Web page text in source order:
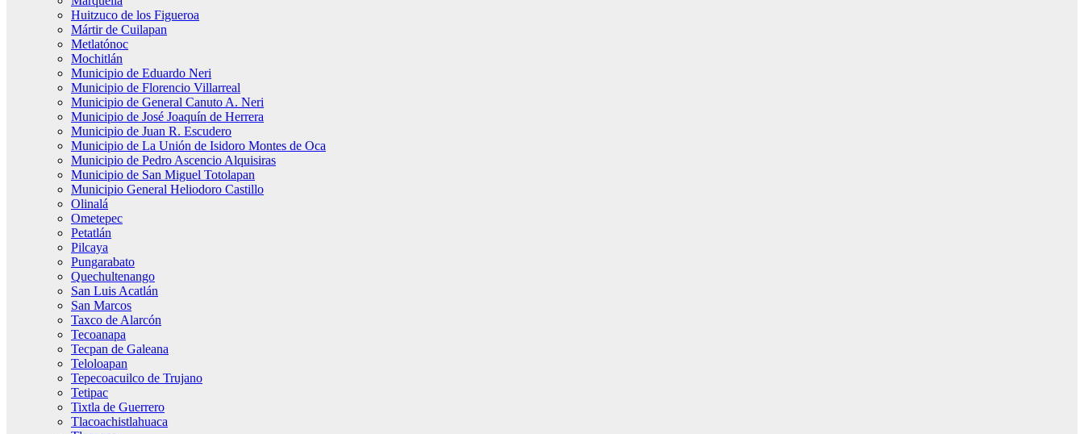
Huitzuco de los Figueroa
Mártir de Cuilapan
Metlatónoc
Mochitlán
Municipio de Eduardo Neri
Municipio de Florencio Villarreal
Municipio de General Canuto A. Neri
Municipio de José Joaquín de Herrera
Municipio de Juan R. Escudero
Municipio de La Unión de Isidoro Montes de Oca
Municipio de Pedro Ascencio Alquisiras
Municipio de San Miguel Totolapan
Municipio General Heliodoro Castillo
Olinalá
Ometepec
Petatlán
Pilcaya
Pungarabato
Quechultenango
San Luis Acatlán
San Marcos
Taxco de Alarcón
Tecoanapa
Tecpan de Galeana
Teloloapan
Tepecoacuilco de Trujano
Tetipac
Tixtla de Guerrero
Tlacoachistlahuaca